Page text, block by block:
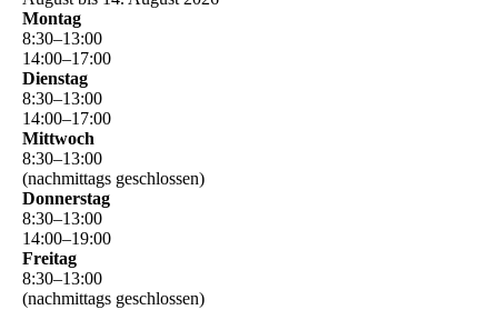
Montag
8:30–13:00
14:00–17:00
Dienstag
8:30–13:00
14:00–17:00
Mittwoch
8:30–13:00
(nachmittags geschlossen)
Donnerstag
8:30–13:00
14:00–19:00
Freitag
8:30–13:00
(nachmittags geschlossen)